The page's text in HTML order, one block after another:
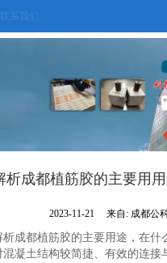
联系我们
析成都植筋胶的主要用
2023-11-21 来自: 成都公
析成都植筋胶的主要用途，在什
混凝土结构较简捷、有效的连接